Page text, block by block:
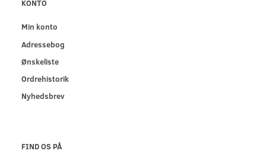
KONTO
Min konto
Adressebog
Ønskeliste
Ordrehistorik
Nyhedsbrev
FIND OS PÅ